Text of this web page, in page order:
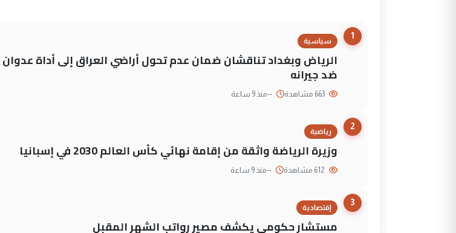
1
سياسية
الرياض وبغداد تناقشان ضمان عدم تحول أراضي العراق إلى أداة عدوان
ضد جيرانه
--منذ 9 ساعة
2
رياضية
وزيرة الرياضة واثقة من إقامة نهائي كأس العالم 2030 في إسبانيا
--منذ 9 ساعة
3
إقتصادية
مستشار حكومي يكشف مصير رواتب الشهر المقبل